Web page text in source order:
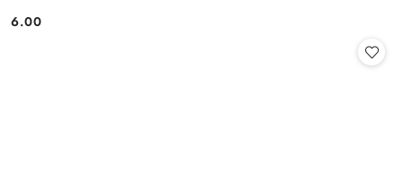
Cena:
6.00